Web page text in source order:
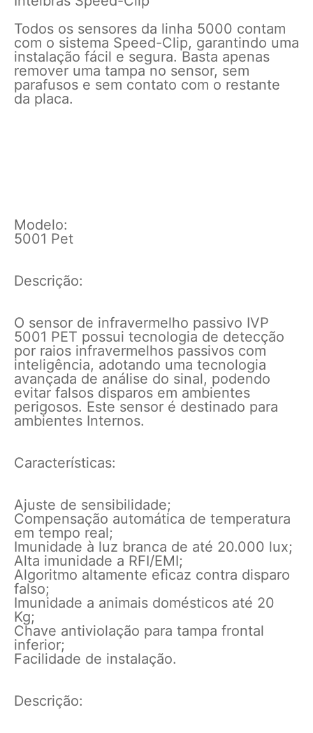
Todos os sensores da linha 5000 contam
com o sistema Speed-Clip, garantindo uma
instalação fácil e segura. Basta apenas
remover uma tampa no sensor, sem
parafusos e sem contato com o restante
da placa.
Modelo:
5001 Pet
Descrição:
O sensor de infravermelho passivo IVP
5001 PET possui tecnologia de detecção
por raios infravermelhos passivos com
inteligência, adotando uma tecnologia
avançada de análise do sinal, podendo
evitar falsos disparos em ambientes
perigosos. Este sensor é destinado para
ambientes Internos.
Características:
Ajuste de sensibilidade;
Compensação automática de temperatura
em tempo real;
Imunidade à luz branca de até 20.000 lux;
Alta imunidade a RFI/EMI;
Algoritmo altamente eficaz contra disparo
falso;
Imunidade a animais domésticos até 20
Kg;
Chave antiviolação para tampa frontal
inferior;
Facilidade de instalação.
Descrição: